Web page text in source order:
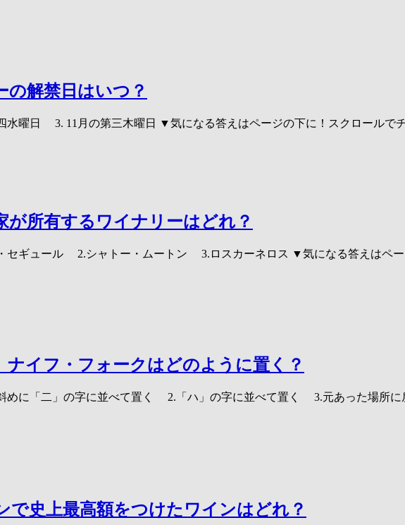
の解禁日はいつ？
曜日 3. 11月の第三木曜日 ▼気になる答えはページの下に！スクロールで
が所有するワイナリーはどれ？
ギュール 2.シャトー・ムートン 3.ロスカーネロス ▼気になる答えはペー
ナイフ・フォークはどのように置く？
めに「二」の字に並べて置く 2.「ハ」の字に並べて置く 3.元あった場所
で史上最高額をつけたワインはどれ？